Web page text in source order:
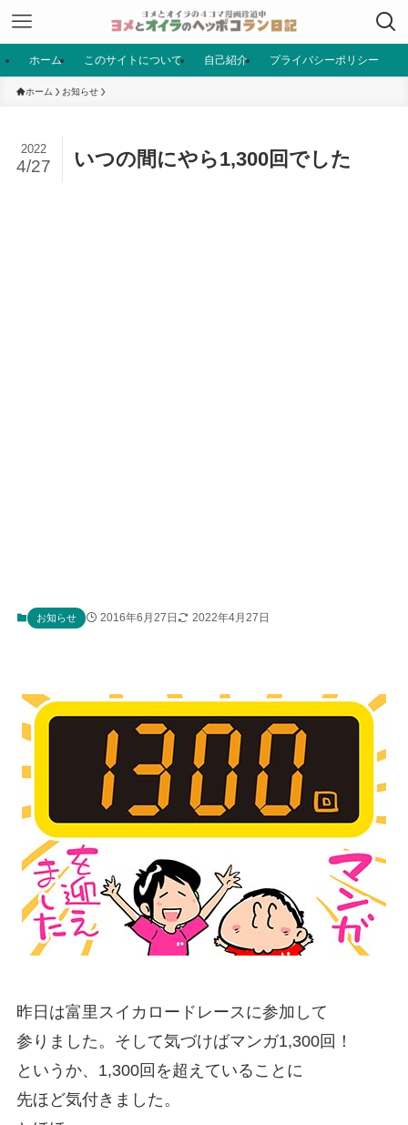
ホーム このサイトについて 自己紹介 プライバシーポリシー
ホーム お知らせ
いつの間にやら1,300回でした
2022
4/27
お知らせ 2016年6月27日 2022年4月27日
昨日は富里スイカロードレースに参加して
参りました。そして気づけばマンガ1,300回！
というか、1,300回を超えていることに
先ほど気付きました。